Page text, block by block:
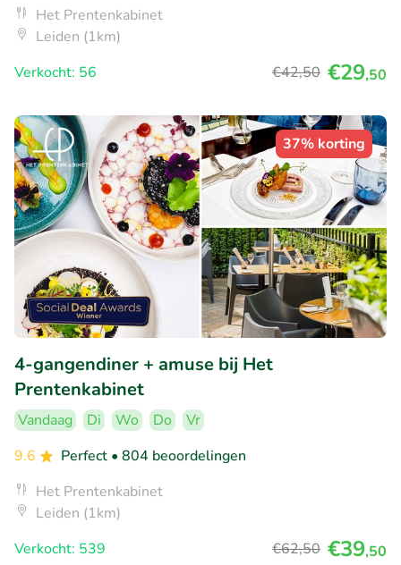
Het Prentenkabinet
Leiden (1km)
Verkocht: 56
€42,50 €29,50
37% korting
4-gangendiner + amuse bij Het
Prentenkabinet
Vandaag Di Wo Do
Vr
9.6
Perfect • 804 beoordelingen
Het Prentenkabinet
Leiden (1km)
Verkocht: 539
€62,50 €39,50